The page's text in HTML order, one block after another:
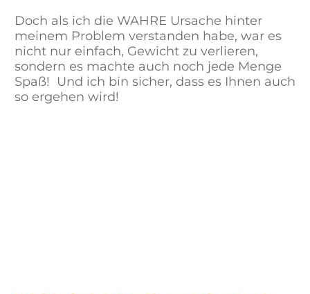
Doch als ich die WAHRE Ursache hinter
meinem Problem verstanden habe, war es
nicht nur einfach, Gewicht zu verlieren,
sondern es machte auch noch jede Menge
Spaß! Und ich bin sicher, dass es Ihnen auch
so ergehen wird!